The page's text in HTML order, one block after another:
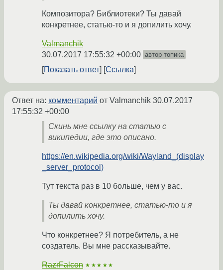
Композитора? Библиотеки? Ты давай
конкретнее, статью-то и я допилить хочу.
Valmanchik
30.07.2017 17:55:32 +00:00 автор топика
Показать ответ Ссылка
Ответ на: комментарий от Valmanchik 30.07.2017
17:55:32 +00:00
Скинь мне ссылку на статью с
википедии, где это описано.
https://en.wikipedia.org/wiki/Wayland_(display
_server_protocol)
Тут текста раз в 10 больше, чем у вас.
Ты давай конкретнее, статью-то и я
допилить хочу.
Что конкретнее? Я потребитель, а не
создатель. Вы мне рассказывайте.
RazrFalcon ★★★★★